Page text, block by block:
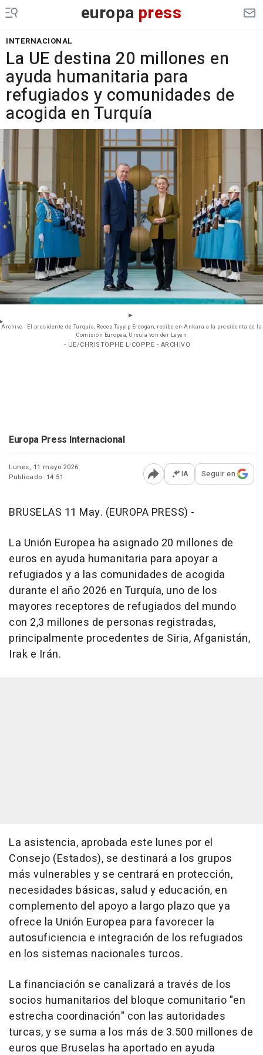
europa press
INTERNACIONAL
La UE destina 20 millones en
ayuda humanitaria para
refugiados y comunidades de
acogida en Turquía
Archivo - El presidente de Turquía, Recep Tayyip Erdogan, recibe en Ankara a la presidenta de la
Comisión Europea, Ursula von der Leyen
- UE/CHRISTOPHE LICOPPE - ARCHIVO
Europa Press Internacional
Lunes, 11 mayo 2026
Publicado: 14:51
Abrir opciones para
IA Seguir en
BRUSELAS 11 May. (EUROPA PRESS) -
La Unión Europea ha asignado 20 millones de
euros en ayuda humanitaria para apoyar a
refugiados y a las comunidades de acogida
durante el año 2026 en Turquía, uno de los
mayores receptores de refugiados del mundo
con 2,3 millones de personas registradas,
principalmente procedentes de Siria, Afganistán,
Irak e Irán.
La asistencia, aprobada este lunes por el
Consejo (Estados), se destinará a los grupos
más vulnerables y se centrará en protección,
necesidades básicas, salud y educación, en
complemento del apoyo a largo plazo que ya
ofrece la Unión Europea para favorecer la
autosuficiencia e integración de los refugiados
en los sistemas nacionales turcos.
La financiación se canalizará a través de los
socios humanitarios del bloque comunitario "en
estrecha coordinación" con las autoridades
turcas, y se suma a los más de 3.500 millones de
euros que Bruselas ha aportado en ayuda